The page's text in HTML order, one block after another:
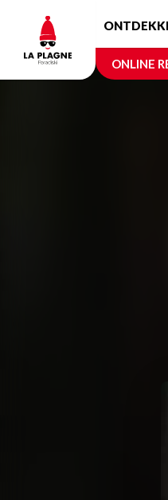
content
ONLINE